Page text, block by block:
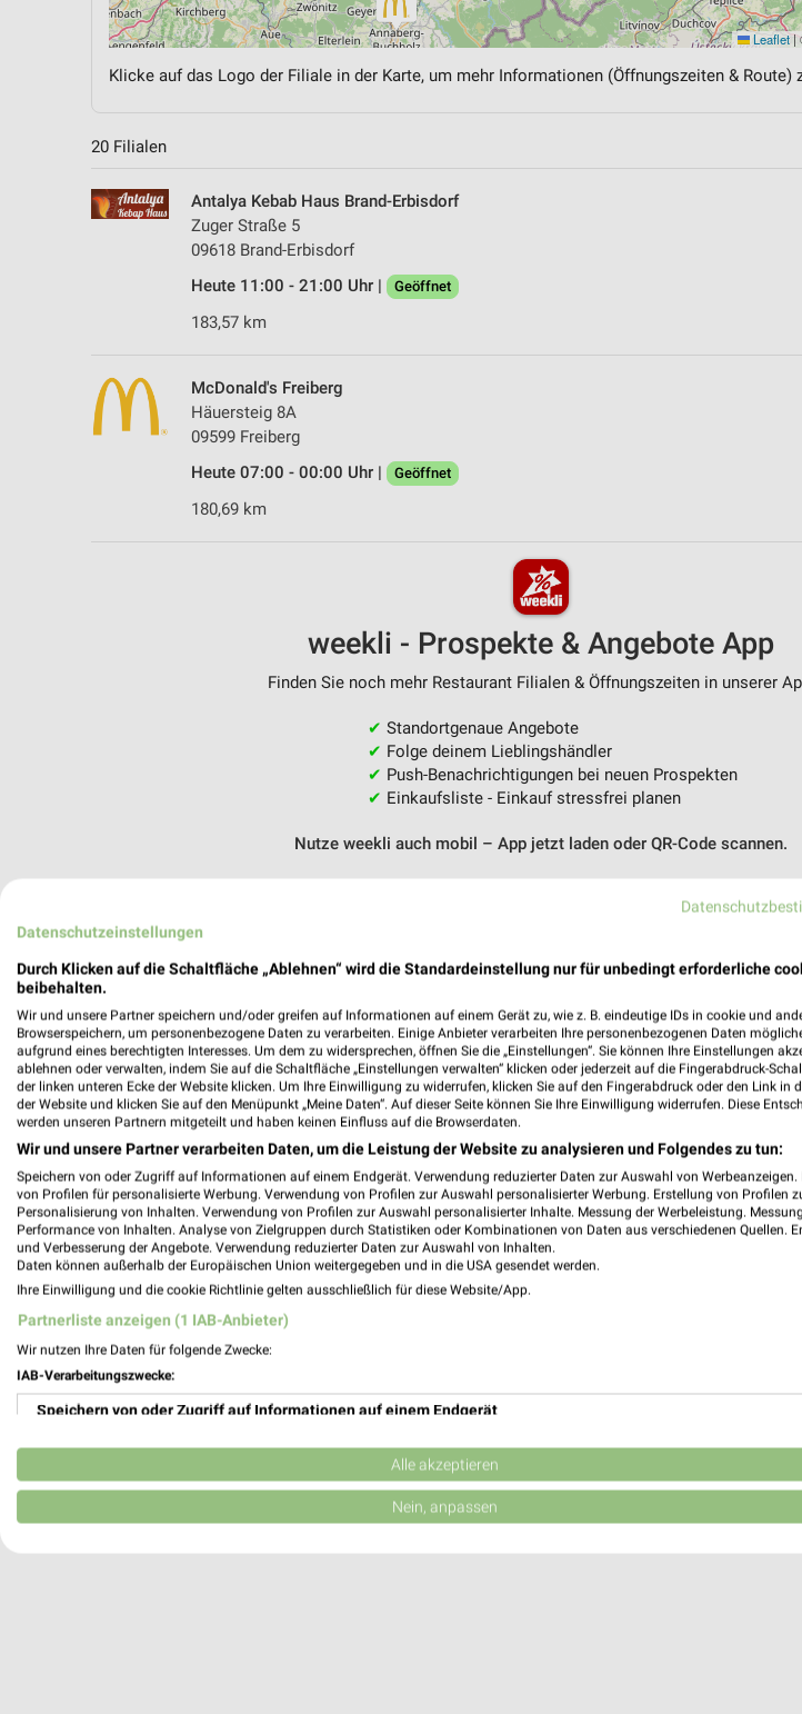
Leaflet |
Klicke auf das Logo der Filiale in der Karte, um mehr Informationen (Öffnungszeiten & Route)
20 Filialen
Antalya Kebab Haus Brand-Erbisdorf
Zuger Straße 5
09618 Brand-Erbisdorf
Heute 11:00 - 21:00 Uhr |
Geöffnet
183,57 km
McDonald's Freiberg
Häuersteig 8A
09599 Freiberg
Heute 07:00 - 00:00 Uhr |
Geöffnet
180,69 km
weekli - Prospekte & Angebote App
Finden Sie noch mehr Restaurant Filialen & Öffnungszeiten in unserer
✔ Standortgenaue Angebote
✔ Folge deinem Lieblingshändler
✔ Push-Benachrichtigungen bei neuen Prospekten
✔ Einkaufsliste - Einkauf stressfrei planen
Nutze weekli auch mobil – App jetzt laden oder QR-Code scannen.
Freddy Fresh Pizza Freiberg
Frauensteiner Straße 60
09599 Freiberg
Heute 10:30 - 21:30 Uhr |
178,91 km
Kebab Haus Freiberg
178,31 km
Datenschutzeinstellungen
Durch Klicken auf die Schaltfläche „Ablehnen“ wird die Standardeinstellung nur für unbedingt erforderliche
beibehalten.
Wir und unsere Partner speichern und/oder greifen auf Informationen auf einem Gerät zu, wie z. B. eindeutige IDs in cookie und
Browserspeichern, um personenbezogene Daten zu verarbeiten. Einige Anbieter verarbeiten Ihre personenbezogenen Daten
aufgrund eines berechtigten Interesses. Um dem zu widersprechen, öffnen Sie die „Einstellungen“. Sie können Ihre Einstellungen
ablehnen oder verwalten, indem Sie auf die Schaltfläche „Einstellungen verwalten“ klicken oder jederzeit auf die Fingerabdruck-
der linken unteren Ecke der Website klicken. Um Ihre Einwilligung zu widerrufen, klicken Sie auf den Fingerabdruck oder den Link in
der Website und klicken Sie auf den Menüpunkt „Meine Daten“. Auf dieser Seite können Sie Ihre Einwilligung widerrufen. Diese
werden unseren Partnern mitgeteilt und haben keinen Einfluss auf die Browserdaten.
Wir und unsere Partner verarbeiten Daten, um die Leistung der Website zu analysieren und Folgendes zu tun:
Speichern von oder Zugriff auf Informationen auf einem Endgerät. Verwendung reduzierter Daten zur Auswahl von Werbeanzeigen.
von Profilen für personalisierte Werbung. Verwendung von Profilen zur Auswahl personalisierter Werbung. Erstellung von Profilen
Personalisierung von Inhalten. Verwendung von Profilen zur Auswahl personalisierter Inhalte. Messung der Werbeleistung.
Performance von Inhalten. Analyse von Zielgruppen durch Statistiken oder Kombinationen von Daten aus verschiedenen Quellen.
und Verbesserung der Angebote. Verwendung reduzierter Daten zur Auswahl von Inhalten.
Daten können außerhalb der Europäischen Union weitergegeben und in die USA gesendet werden.
Ihre Einwilligung und die cookie Richtlinie gelten ausschließlich für diese Website/App.
Partnerliste anzeigen (1 IAB-Anbieter)
Wir nutzen Ihre Daten für folgende Zwecke:
IAB-Verarbeitungszwecke:
Speichern von oder Zugriff auf Informationen auf einem Endgerät
Verwendung reduzierter Daten zur Auswahl von Werbeanzeigen
Erstellung von Profilen für personalisierte Werbung
Alle akzeptieren
Nein, anpassen